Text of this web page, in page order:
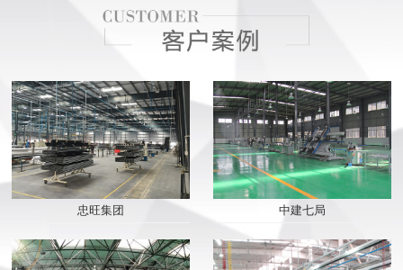
忠旺集团 中建七局